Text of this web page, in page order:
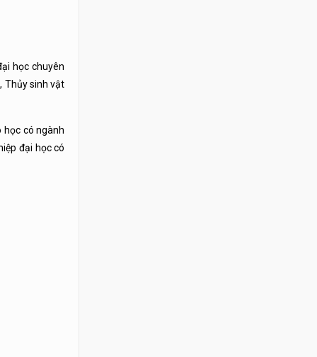
học chuyên
Thủy sinh vật
có ngành
đại học có